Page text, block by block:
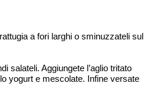
a fori larghi o sminuzzateli sul
salateli. Aggiungete l’aglio tritato
yogurt e mescolate. Infine versate